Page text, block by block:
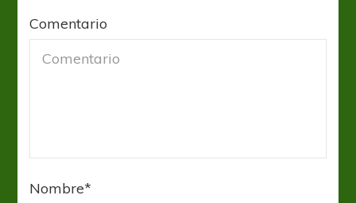
Comentario
Nombre*